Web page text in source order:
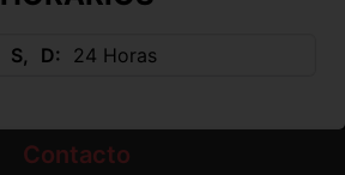
S D 24 Horas
Contacto